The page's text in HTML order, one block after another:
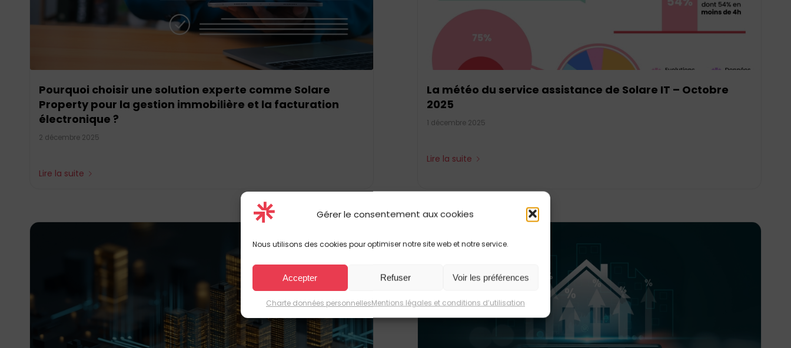
Gérer le consentement aux cookies
Nous utilisons des cookies pour optimiser notre site web et notre service.
Accepter Refuser Voir les préférences
Charte données personnellesMentions légales et conditions d’utilisation
Pourquoi choisir une solution experte comme Solare
Property pour la gestion immobilière et la facturation
électronique ?
2 décembre 2025
Lire la suite
La météo du service assistance de Solare IT – Octobre
2025
1 décembre 2025
Lire la suite